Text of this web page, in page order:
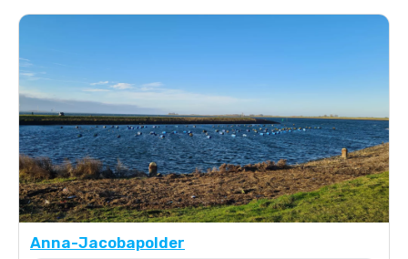
Anna-Jacobapolder